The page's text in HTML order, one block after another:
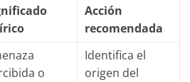
Acción
recomendada
o
Identifica el
origen del